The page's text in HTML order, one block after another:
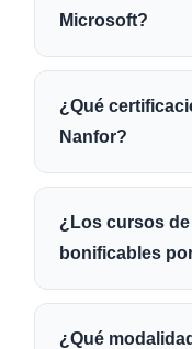
Microsoft?
¿Qué
Nanfor?
¿Los cursos
bonificables
¿Qué